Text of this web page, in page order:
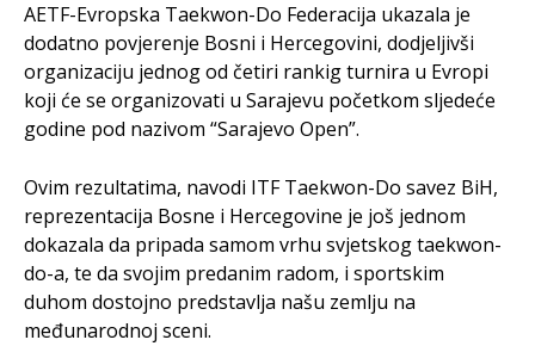
AETF-Evropska Taekwon-Do Federacija ukazala je
dodatno povjerenje Bosni i Hercegovini, dodjeljivši
organizaciju jednog od četiri rankig turnira u Evropi
koji će se organizovati u Sarajevu početkom sljedeće
godine pod nazivom “Sarajevo Open”.
Ovim rezultatima, navodi ITF Taekwon-Do savez BiH,
reprezentacija Bosne i Hercegovine je još jednom
dokazala da pripada samom vrhu svjetskog taekwon-
do-a, te da svojim predanim radom, i sportskim
duhom dostojno predstavlja našu zemlju na
međunarodnoj sceni.